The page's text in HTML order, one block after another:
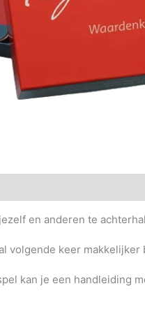
en anderen te
volgende keer
kan je een handleiding